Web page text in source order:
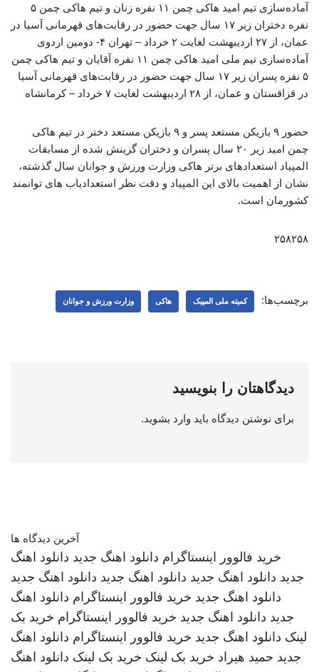
آماده‌سازی تیم امید هاکی چمن ۱۱ نفره زنان و تیم هاکی چمن ۵
نفره دختران زیر ۱۷ سال جهت حضور در رقابت‌های قهرمانی آسیا در
عمان، از ۲۷ اردیبهشت لغایت ۲ خرداد – تهران ۴- دومین اردوی
آماده‌سازی تیم ملی امید هاکی چمن ۱۱ نفره آقایان و تیم هاکی چمن
۵ نفره پسران زیر ۱۷ سال جهت حضور در رقابت‌های قهرمانی آسیا
در قزاقستان و عمان، از ۲۸ اردیبهشت لغایت ۷ خرداد – کرمانشاه
حضور ۹ بازیکن مستعد پسر و ۹ بازیکن مستعد دختر در تیم هاکی
چمن امید زیر ۲۰ سال پسران و دختران گزینش شده از مسابقات
المپیاد استعدادهای برتر هاکی وزارت ورزش و جوانان سال گذشته،
نشان از اهمیت بالای این المپیاد و دقت نظر استعدادیاب های توانمند
کشورمان است.
۲۵۸۲۵۸
برچسب‌ها: کمیته ملی المپیک هاکی وزارت ورزش و جوانان
دیدگاهتان را بنویسید
برای نوشتن دیدگاه باید وارد بشوید.
آخرین دیدگاه ها
خرید فالوور اینستاگرام دانلود اهنگ جدید دانلود اهنگ
جدید دانلود اهنگ جدید دانلود اهنگ جدید دانلود اهنگ جدید
دانلود اهنگ جدید خرید فالوور اینستاگرام دانلود اهنگ
جدید دانلود اهنگ جدید خرید فالوور اینستاگرام خرید بک
لینک دانلود اهنگ جدید خرید فالوور اینستاگرام دانلود اهنگ
جدید حمید هیراد خرید بک لینک خرید بک لینک دانلود اهنگ